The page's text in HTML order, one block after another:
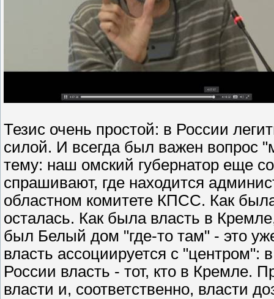
Тезис очень простой: в России
силой. И всегда был важен вопрос
тему: наш омский губернатор еще
спрашивают, где находится
областном комитете КПСС. Как
осталась. Как была власть в
был Белый дом "где-то там" - это
власть ассоциируется с "центром":
России власть - тот, кто в Кремле.
власти и, соответственно, власти